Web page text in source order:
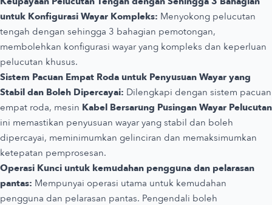
untuk Konfigurasi Wayar Kompleks: Menyokong pelucutan
tengah dengan sehingga 3 bahagian pemotongan,
membolehkan konfigurasi wayar yang kompleks dan keperluan
pelucutan khusus.
Sistem Pacuan Empat Roda untuk Penyusuan Wayar yang
Stabil dan Boleh Dipercayai: Dilengkapi dengan sistem pacuan
empat roda, mesin Kabel Bersarung Pusingan Wayar Pelucutan
ini memastikan penyusuan wayar yang stabil dan boleh
dipercayai, meminimumkan gelinciran dan memaksimumkan
ketepatan pemprosesan.
Operasi Kunci untuk kemudahan pengguna dan pelarasan
pantas: Mempunyai operasi utama untuk kemudahan
pengguna dan pelarasan pantas. Pengendali boleh